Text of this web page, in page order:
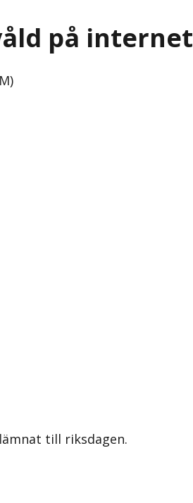
på internet
till riksdagen.